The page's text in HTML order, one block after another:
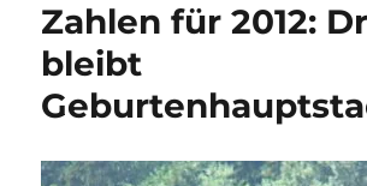
Zahlen für 2012:
bleibt